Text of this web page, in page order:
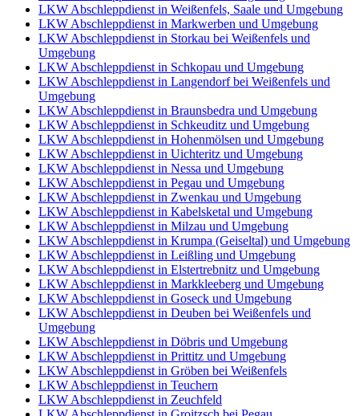
LKW Abschleppdienst in Weißenfels, Saale und Umgebung
LKW Abschleppdienst in Markwerben und Umgebung
LKW Abschleppdienst in Storkau bei Weißenfels und
Umgebung
LKW Abschleppdienst in Schkopau und Umgebung
LKW Abschleppdienst in Langendorf bei Weißenfels und
Umgebung
LKW Abschleppdienst in Braunsbedra und Umgebung
LKW Abschleppdienst in Schkeuditz und Umgebung
LKW Abschleppdienst in Hohenmölsen und Umgebung
LKW Abschleppdienst in Uichteritz und Umgebung
LKW Abschleppdienst in Nessa und Umgebung
LKW Abschleppdienst in Pegau und Umgebung
LKW Abschleppdienst in Zwenkau und Umgebung
LKW Abschleppdienst in Kabelsketal und Umgebung
LKW Abschleppdienst in Milzau und Umgebung
LKW Abschleppdienst in Krumpa (Geiseltal) und Umgebung
LKW Abschleppdienst in Leißling und Umgebung
LKW Abschleppdienst in Elstertrebnitz und Umgebung
LKW Abschleppdienst in Markkleeberg und Umgebung
LKW Abschleppdienst in Goseck und Umgebung
LKW Abschleppdienst in Deuben bei Weißenfels und
Umgebung
LKW Abschleppdienst in Döbris und Umgebung
LKW Abschleppdienst in Prittitz und Umgebung
LKW Abschleppdienst in Gröben bei Weißenfels
LKW Abschleppdienst in Teuchern
LKW Abschleppdienst in Zeuchfeld